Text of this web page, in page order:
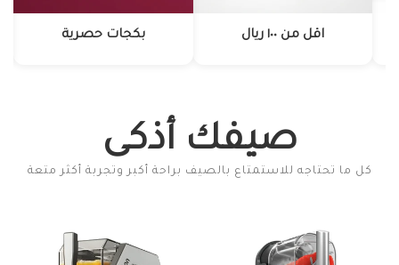
اقل من ١٠٠ ريال بكجات حصرية
صيفك أذكى
كل ما تحتاجه للاستمتاع بالصيف براحة أكبر وتجربة أكثر متعة